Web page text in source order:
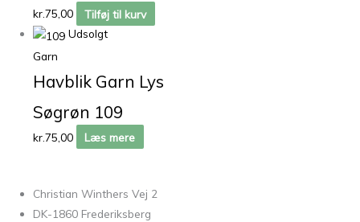
kr.75,00
Tilføj til kurv
Udsolgt
Garn
Havblik Garn Lys
Søgrøn 109
kr.75,00 Læs mere
Christian Winthers Vej 2
DK-1860 Frederiksberg